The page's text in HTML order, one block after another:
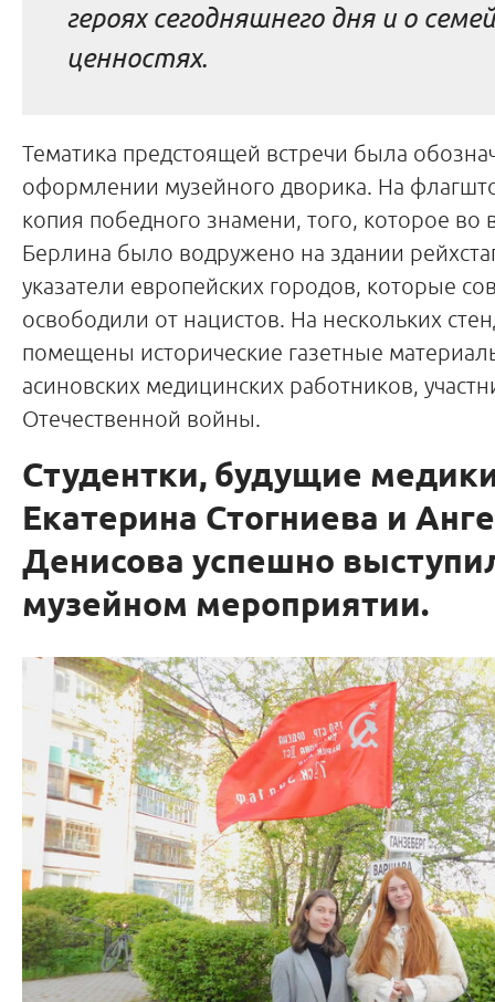
героях сегодняшнего дня и о
ценностях.
Тематика предстоящей встречи была
оформлении музейного дворика. На
копия победного знамени, того, которое во
Берлина было водружено на здании
указатели европейских городов, которые
освободили от нацистов. На нескольких
помещены исторические газетные
асиновских медицинских работников,
Отечественной войны.
Студентки, будущие
Екатерина Стогниева и
Денисова успешно
музейном мероприятии.